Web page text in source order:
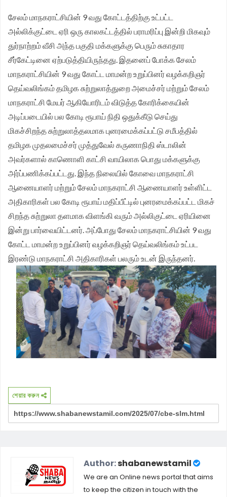
சங்க மாநில தலைவர் வேலுச்சாமி வேண்டுகோள்.
சேலம் மாநகராட்சியின் 9 வது கோட்டத்திற்கு உட்பட்ட
அல்லிக்குட்டை ஏரி ஒரு காலகட்டத்தில் பராமரிப்பு இன்றி மிகவும்
துர்நாற்றம் வீசி அந்த பகுதி மக்களுக்கு பெரும் சுகாதார
சீர்கேட்டினை ஏற்படுத்தியிருந்தது. இதனைப் போக்க சேலம்
மாநகராட்சியின் 9 வது கோட்ட மாமன்ற உறுப்பினர் வழக்கறிஞர்
தெய்வலிங்கம் தமிழக சுற்றுலாத்துறை அமைச்சர் மற்றும் சேலம்
மாநகராட்சி மேயர் ஆகியோரிடம் விடுத்த கோரிக்கையின்
அடிப்படையில் பல கோடி ரூபாய் நிதி ஒதுக்கீடு செய்து
மிகச்சிறந்த சுற்றுலாத்தலமாக புனரமைக்கப்பட்டு சமீபத்தில்
தமிழக முதலமைச்சர் முத்துவேல் கருணாநிதி ஸ்டாலின்
அவர்களால் காணொளி காட்சி வாயிலாக பொது மக்களுக்கு
அர்ப்பணிக்கப்பட்டது. இந்த நிலையில் கோவை மாநகராட்சி
ஆணையாளர் மற்றும் சேலம் மாநகராட்சி ஆணையாளர் உள்ளிட்ட
அதிகாரிகள் பல கோடி ரூபாய் மதிப்பீட்டில் புனரமைக்கப்பட்ட மிகச்
சிறந்த சுற்றுலா தளமாக விளங்கி வரும் அல்லிகுட்டை ஏரியினை
இன்று பார்வையிட்டனர். அப்போது சேலம் மாநகராட்சியின் 9 வது
கோட்ட மாமன்ற உறுப்பினர் வழக்கறிஞர் தெய்வலிங்கம் உட்பட
இரண்டு மாநகராட்சி அதிகாரிகள் பலரும் உடன் இருந்தனர்.
শেয়ার করুন
Author:shabanewstamil
We are an Online news portal that aims
to keep the citizen in touch with the